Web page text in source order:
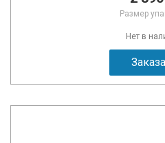
Размер
Нет в